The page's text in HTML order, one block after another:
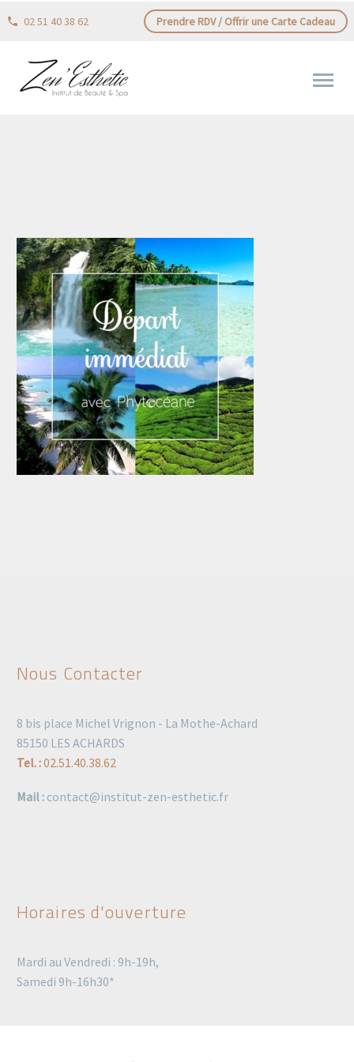
02 51 40 38 62 Prendre RDV / Offrir une Carte Cadeau
Nous Contacter
8 bis place Michel Vrignon - La Mothe-Achard
85150 LES ACHARDS
Tel. :02.51.40.38.62
Mail : contact@institut-zen-esthetic.fr
Horaires d'ouverture
Mardi au Vendredi : 9h-19h,
Samedi 9h-16h30*